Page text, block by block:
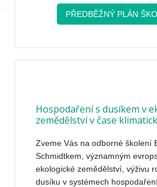
Hospodaření s dusíkem v
zemědělství v čase
Zveme Vás na odborné školení
Schmidtkem, významným
ekologické zemědělství, výživu
dusíku v systémech
PŘEDBĚŽNÝ PLÁN